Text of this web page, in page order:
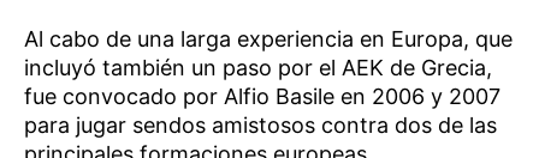
Al cabo de una larga experiencia en Europa, que
incluyó también un paso por el AEK de Grecia,
fue convocado por Alfio Basile en 2006 y 2007
para jugar sendos amistosos contra dos de las